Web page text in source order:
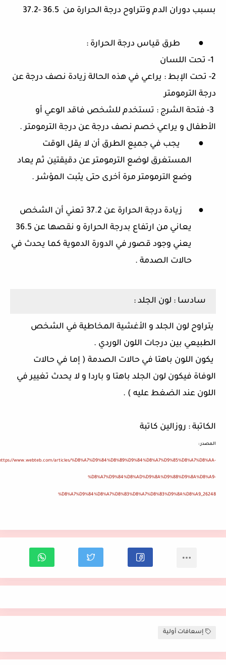
بسبب دوران الدم وتتراوح درجة الحرارة من 36.5 -37.2
● طرق قياس درجة الحرارة :
1-
تحت اللسان
2-
تحت الإبط : يراعي في هذه الحالة زيادة نصف درجة عن
درجة الترمومتر
3-
فتحة الشرج : تستخدم للشخص فاقد الوعي أو
الأطفال و يراعي خصم نصف درجة عن درجة الترمومتر.
●
يجب في جميع الطرق أن لا يقل الوقت
المستغرق لوضع الترمومتر عن دقيقتين ثم يعاد
وضع الترمومتر مرة أخرى حتى يثبت المؤشر.
● زيادة درجة الحرارة عن 37.2 تعني أن الشخص
يعاني من ارتفاع بدرجة الحرارة و نقصها عن 36.5
يعني وجود قصور في الدورة الدموية كما يحدث في
حالات الصدمة .
سادسا : لون الجلد :
يتراوح لون الجلد و الأغشية المخاطية في الشخص
الطبيعي بين درجات اللون الوردي .
يكون اللون باهتا في حالات الصدمة ( إما في حالات
الوفاة فيكون لون الجلد باهتا و باردا و لا يحدث تغيير في
اللون عند الضغط عليه ) .
الكاتبة : روزالين كاتبة
المصدر :
www.webteb.com/articles/%D8%A7%D9%84%D8%B9%D9%84%D8%A7%D9%85%D8%A7%D8%AA-
%D8%A7%D9%84%D8%AD%D9%8A%D9%88%D9%8A%D8%A9-
%D8%A7%D9%84%D8%A7%D8%B3%D8%A7%D8%B3%D9%8A%D8%A9_26248
إسعافات أولية